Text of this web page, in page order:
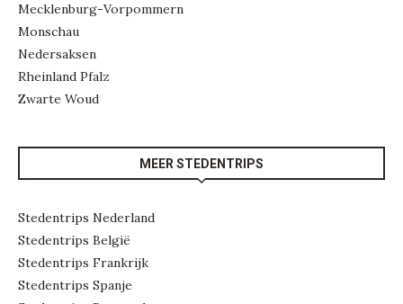
Mecklenburg-Vorpommern
Monschau
Nedersaksen
Rheinland Pfalz
Zwarte Woud
MEER STEDENTRIPS
Stedentrips Nederland
Stedentrips België
Stedentrips Frankrijk
Stedentrips Spanje